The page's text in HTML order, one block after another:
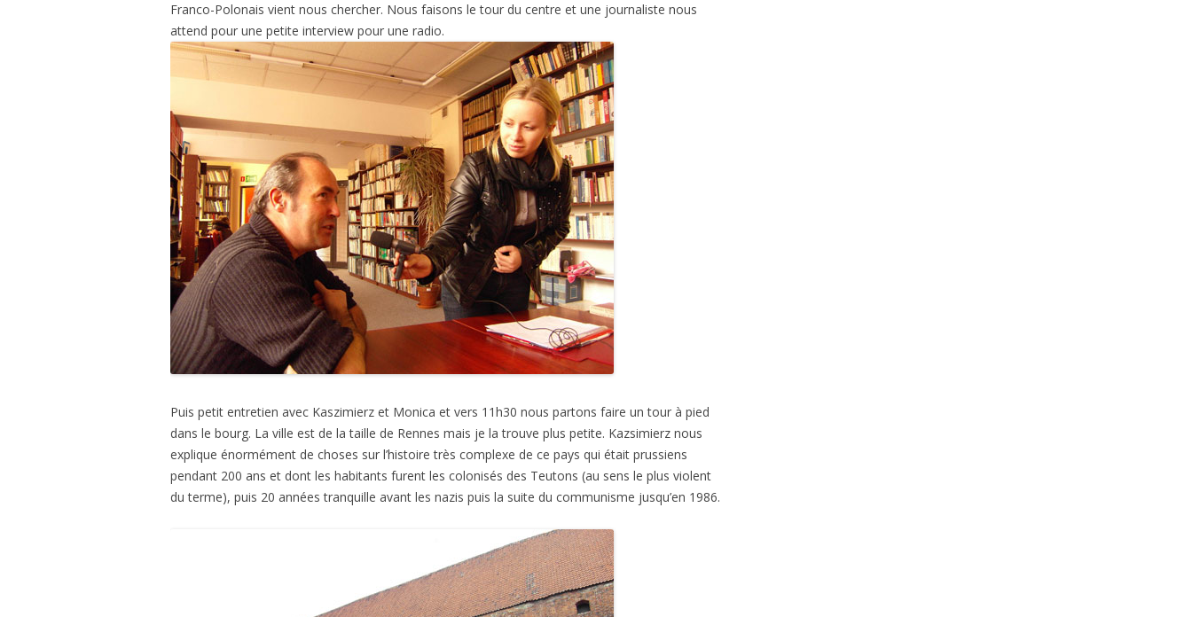
Franco-Polonais vient nous chercher. Nous faisons le tour du centre et une journaliste nous
attend pour une petite interview pour une radio.
Puis petit entretien avec Kaszimierz et Monica et vers 11h30 nous partons faire un tour à pied
dans le bourg. La ville est de la taille de Rennes mais je la trouve plus petite. Kazsimierz nous
explique énormément de choses sur l’histoire très complexe de ce pays qui était prussiens
pendant 200 ans et dont les habitants furent les colonisés des Teutons (au sens le plus violent
du terme), puis 20 années tranquille avant les nazis puis la suite du communisme jusqu’en 1986.